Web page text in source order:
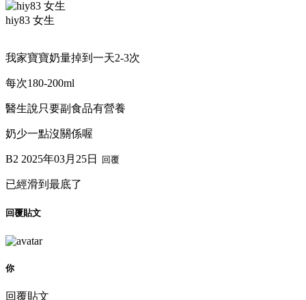
hiy83 女生
我家寶寶奶量掉到一天2-3次
每次180-200ml
醫生說只要副食品有營養
奶少一點沒關係喔
B2 2025年03月25日 回覆
已經滑到最底了
回覆貼文
你
回覆貼文